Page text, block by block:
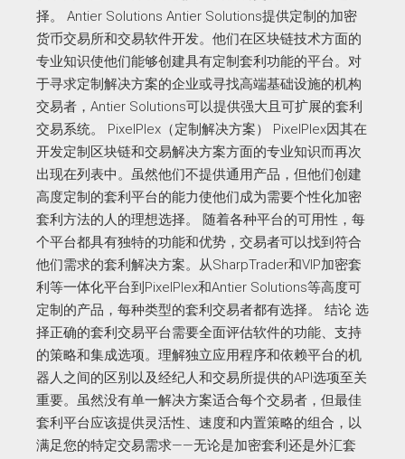
择。 Antier Solutions Antier Solutions提供定制的加密
货币交易所和交易软件开发。他们在区块链技术方面的
专业知识使他们能够创建具有定制套利功能的平台。对
于寻求定制解决方案的企业或寻找高端基础设施的机构
交易者，Antier Solutions可以提供强大且可扩展的套利
交易系统。 PixelPlex（定制解决方案） PixelPlex因其在
开发定制区块链和交易解决方案方面的专业知识而再次
出现在列表中。虽然他们不提供通用产品，但他们创建
高度定制的套利平台的能力使他们成为需要个性化加密
套利方法的人的理想选择。 随着各种平台的可用性，每
个平台都具有独特的功能和优势，交易者可以找到符合
他们需求的套利解决方案。从SharpTrader和VIP加密套
利等一体化平台到PixelPlex和Antier Solutions等高度可
定制的产品，每种类型的套利交易者都有选择。 结论 选
择正确的套利交易平台需要全面评估软件的功能、支持
的策略和集成选项。理解独立应用程序和依赖平台的机
器人之间的区别以及经纪人和交易所提供的API选项至关
重要。虽然没有单一解决方案适合每个交易者，但最佳
套利平台应该提供灵活性、速度和内置策略的组合，以
满足您的特定交易需求——无论是加密套利还是外汇套